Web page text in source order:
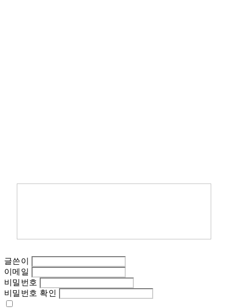
글쓴이
이메일
비밀번호
비밀번호 확인